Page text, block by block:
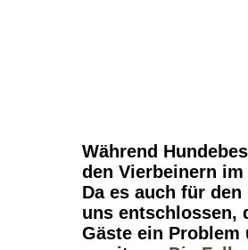
Während
den Vierbeinern
Da es auch für
uns entschlossen,
Gäste ein Problem